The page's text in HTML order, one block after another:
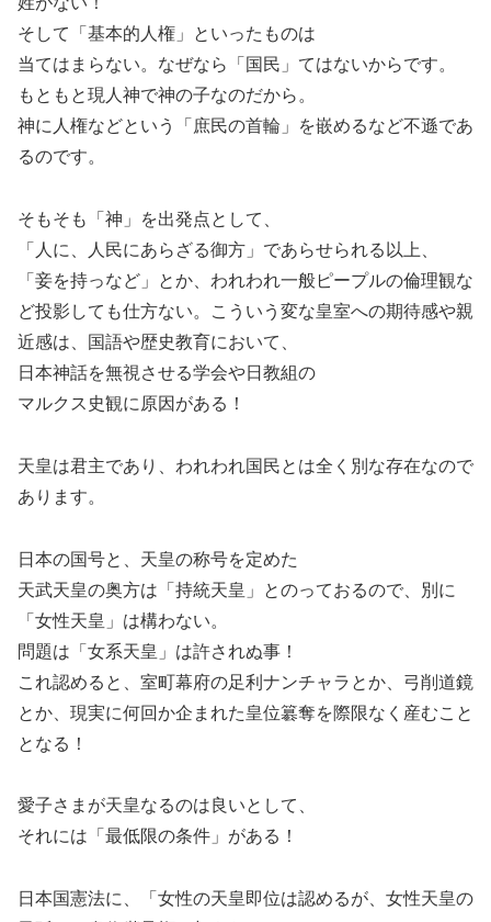
そして「基本的人権」といったものは
当てはまらない。なぜなら「国民」てはないからです。
もともと現人神で神の子なのだから。
神に人権などという「庶民の首輪」を嵌めるなど不遜であ
るのです。
そもそも「神」を出発点として、
「人に、人民にあらざる御方」であらせられる以上、
「妾を持っなど」とか、われわれ一般ピープルの倫理観な
ど投影しても仕方ない。こういう変な皇室への期待感や親
近感は、国語や歴史教育において、
日本神話を無視させる学会や日教組の
マルクス史観に原因がある！
天皇は君主であり、われわれ国民とは全く別な存在なので
あります。
日本の国号と、天皇の称号を定めた
天武天皇の奥方は「持統天皇」とのっておるので、別に
「女性天皇」は構わない。
問題は「女系天皇」は許されぬ事！
これ認めると、室町幕府の足利ナンチャラとか、弓削道鏡
とか、現実に何回か企まれた皇位簒奪を際限なく産むこと
となる！
愛子さまが天皇なるのは良いとして、
それには「最低限の条件」がある！
日本国憲法に、「女性の天皇即位は認めるが、女性天皇の